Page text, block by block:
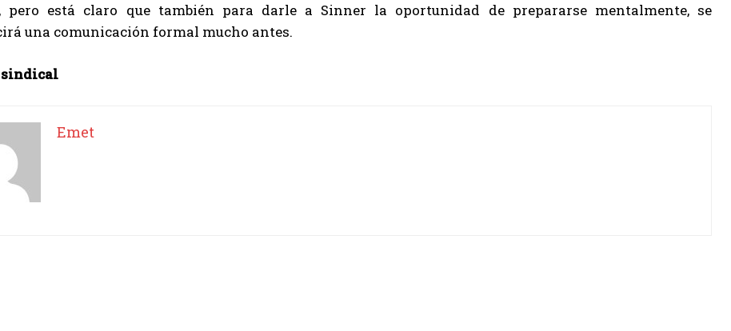
I've read and accept thePrivacy Policy.
, pero está claro que también para darle a Sinner la oportunidad de prepararse mentalmente, se
una comunicación formal mucho antes.
Emet